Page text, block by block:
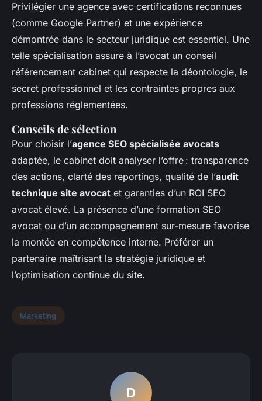
Privilégier une agence avec certifications reconnues
(comme Google Partner) et une expérience
démontrée dans le secteur juridique est essentiel. Une
telle spécialisation assure à l’avocat un conseil
référencement cabinet qui respecte la déontologie, le
secret professionnel et les contraintes propres aux
professions réglementées.
Conseils de sélection
Pour choisir l’agence SEO spécialisée avocats
adaptée, le cabinet doit analyser l’offre : transparence
des actions, clarté des reportings, qualité de l’audit
technique site avocat et garanties d’un ROI SEO
avocat élevé. La présence d’une formation SEO
avocat ou d’un accompagnement sur-mesure favorise
la montée en compétence interne. Préférer un
partenaire maîtrisant la stratégie juridique et
l’optimisation continue du site.
Marketing
D